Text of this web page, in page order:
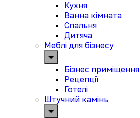
Кухня
Ванна кімната
Спальня
Дитяча
Меблі для бізнесу
Бізнес приміщення
Рецепції
Готелі
Штучний камінь